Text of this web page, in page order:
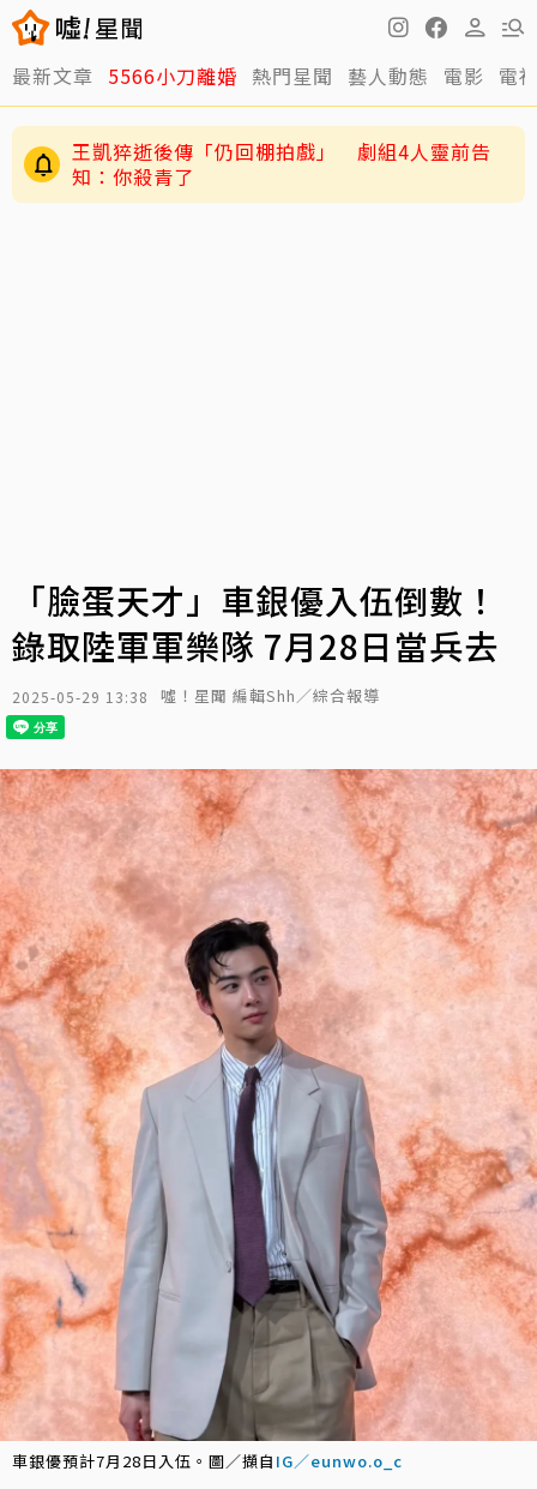
最新文章 5566小刀離婚 熱門星聞 藝人動態 電影 電
王凱猝逝後傳「仍回棚拍戲」 劇組4人靈前告
知：你殺青了
「臉蛋天才」車銀優入伍倒數！
錄取陸軍軍樂隊 7月28日當兵去
2025-05-29 13:38 噓！星聞 編輯Shh／綜合報導
車銀優預計7月28日入伍。圖／擷自 IG／eunwo.o_c